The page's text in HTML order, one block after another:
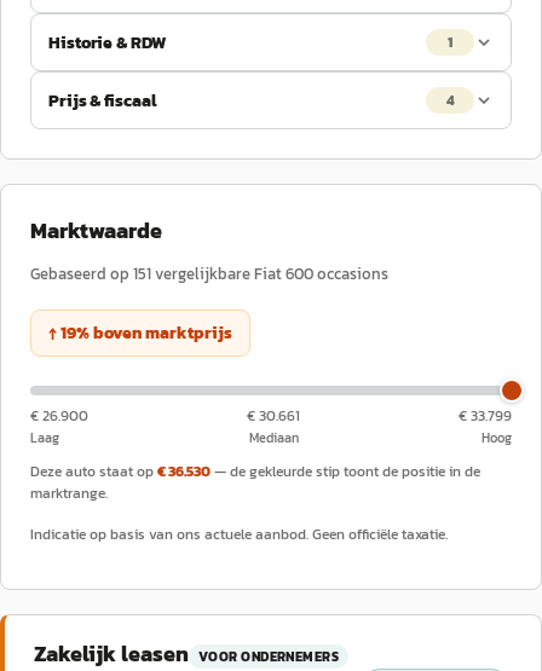
Historie & RDW 1
Prijs & fiscaal 4
Marktwaarde
Gebaseerd op 151vergelijkbareFiat600occasions
↑19%bovenmarktprijs
€ 26.900
Laag
€ 30.661
Mediaan
€ 33.799
Hoog
Deze auto staat op€ 36.530— de gekleurde stip toont de positie in de
marktrange.
Indicatie op basis van ons actuele aanbod. Geen officiële taxatie.
Zakelijk leasen VOOR ONDERNEMERS